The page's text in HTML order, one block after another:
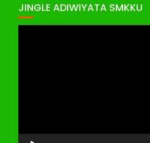
JINGLE ADIWIYATA SMKKU